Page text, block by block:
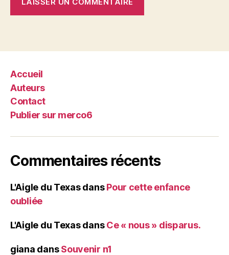
Accueil
Auteurs
Contact
Publier sur merco6
Commentaires récents
L'Aigle du TexasdansPour cette enfance
oubliée
L'Aigle du TexasdansCe « nous » disparus.
giana dansSouvenir n1